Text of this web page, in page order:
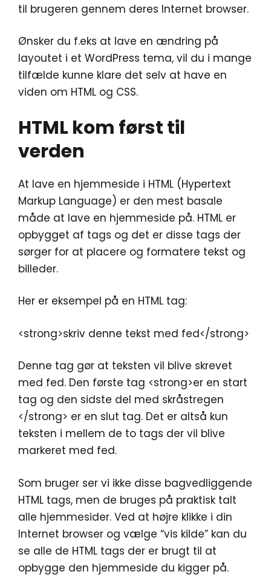
til brugeren gennem deres Internet browser.
Ønsker du f.eks at lave en ændring på
layoutet i et WordPress tema, vil du i mange
tilfælde kunne klare det selv at have en
viden om HTML og CSS.
HTML kom først til
verden
At lave en hjemmeside i HTML (Hypertext
Markup Language) er den mest basale
måde at lave en hjemmeside på. HTML er
opbygget af tags og det er disse tags der
sørger for at placere og formatere tekst og
billeder.
Her er eksempel på en HTML tag:
<strong>skriv denne tekst med fed</strong>
Denne tag gør at teksten vil blive skrevet
med fed. Den første tag <strong>er en start
tag og den sidste del med skråstregen
</strong> er en slut tag. Det er altså kun
teksten i mellem de to tags der vil blive
markeret med fed.
Som bruger ser vi ikke disse bagvedliggende
HTML tags, men de bruges på praktisk talt
alle hjemmesider. Ved at højre klikke i din
Internet browser og vælge “vis kilde” kan du
se alle de HTML tags der er brugt til at
opbygge den hjemmeside du kigger på.